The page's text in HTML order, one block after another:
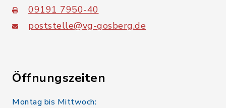
09191 7950-40
poststelle@vg-gosberg.de
Öffnungszeiten
Montag bis Mittwoch: